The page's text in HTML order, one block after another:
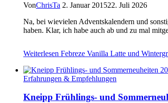
VonChrisTa 2. Januar 201522. Juli 2026
Na, bei wievielen Adventskalendern und
haben. Klar, ich habe auch ab und zu mal
Weiterlesen Febreze Vanilla Latte und
Erfahrungen & Empfehlungen
Kneipp Frühlings- und